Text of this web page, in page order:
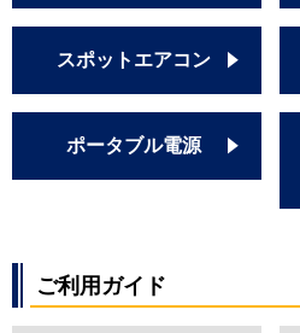
スポットエアコン
ポータブル電源
ご利用ガイド